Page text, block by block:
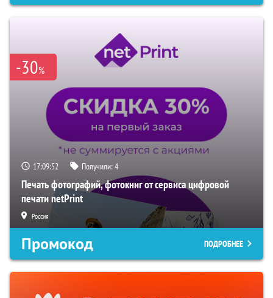
-30%
17:09:51 Получили:4
Печать фотографий, фотокниг от сервиса цифровой
печати netPrint
Россия
Промокод ПОДРОБНЕЕ